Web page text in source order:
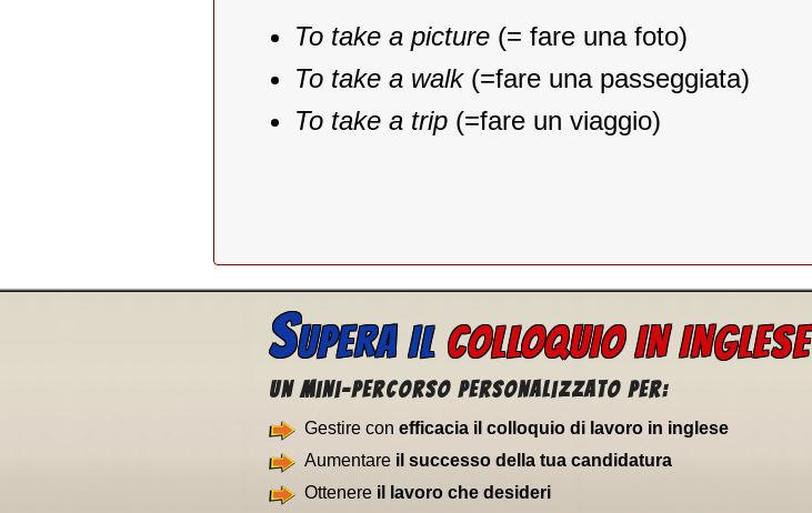
To take a picture (= fare una foto)
To take a walk(=fare una passeggiata)
To take a trip (=fare un viaggio)
SUPERA IL COLLOQUIO IN INGLESE
Un Mini-percorso personalizzato per:
Gestire con efficacia il colloquio di lavoro in inglese
Aumentare il successo della tua candidatura
Ottenere il lavoro che desideri